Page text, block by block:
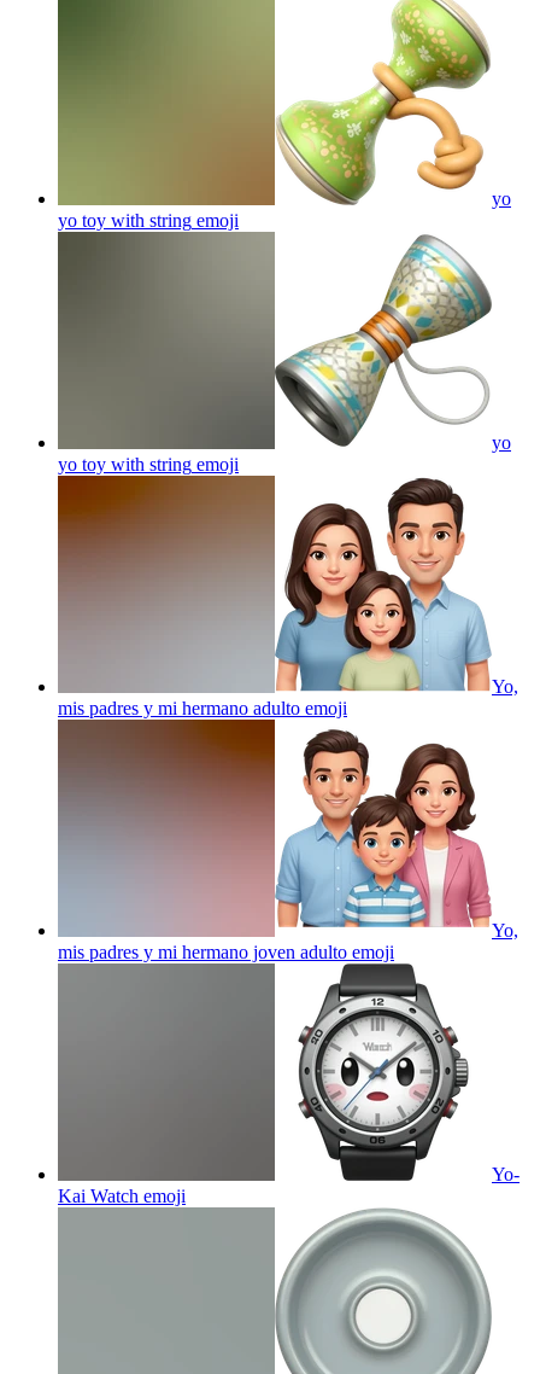
yo
yo toy with string emoji
yo
yo toy with string emoji
Yo,
mis padres y mi hermano adulto emoji
Yo,
mis padres y mi hermano joven adulto emoji
Yo-
Kai Watch emoji